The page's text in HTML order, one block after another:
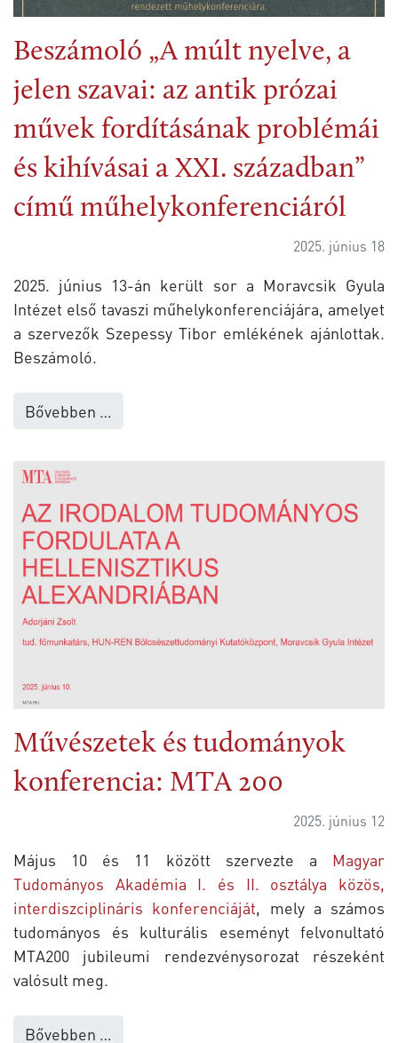
Beszámoló „A múlt nyelve, a
jelen szavai: az antik prózai
művek fordításának problémái
és kihívásai a XXI. században”
című műhelykonferenciáról
2025. június 18
2025. június 13-án került sor a Moravcsik Gyula
Intézet első tavaszi műhelykonferenciájára, amelyet
a szervezők Szepessy Tibor emlékének ajánlottak.
Beszámoló.
Bővebben …
Művészetek és tudományok
konferencia: MTA 200
2025. június 12
Május 10 és 11 között szervezte a Magyar
Tudományos Akadémia I. és II. osztálya közös,
interdiszciplináris konferenciáját, mely a számos
tudományos és kulturális eseményt felvonultató
MTA200 jubileumi rendezvénysorozat részeként
valósult meg.
Bővebben …